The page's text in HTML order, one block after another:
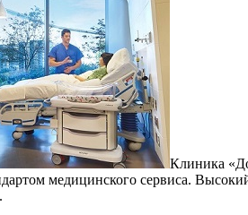
Клиника
медицинского сервиса.